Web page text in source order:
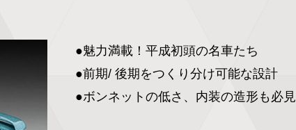
●魅力満載！平成初頭の名車たち
●前期/ 後期をつくり分け可能な設計
●ボンネットの低さ、内装の造形も必見